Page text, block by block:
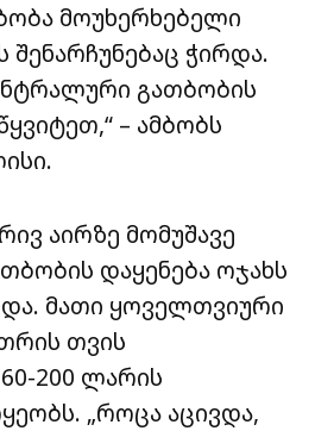
მოუხერხებელი
შენარჩუნებაც ჭირდა.
გათბობის
– ამბობს
აირზე მომუშავე
დაყენება ოჯახს
მათი ყოველთვიური
თვის
200 ლარის
„როცა აცივდა,